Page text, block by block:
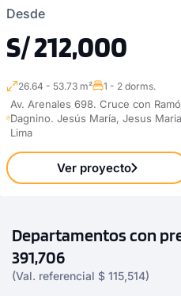
Desde
S/ 212,000
26.64 - 53.73 m² 1 - 2 dorms.
Av. Arenales 698. Cruce con
Dagnino. Jesús María, Jesus
Lima
Ver proyecto
Departamentos con
391,706
(Val. referencial $ 115,514)